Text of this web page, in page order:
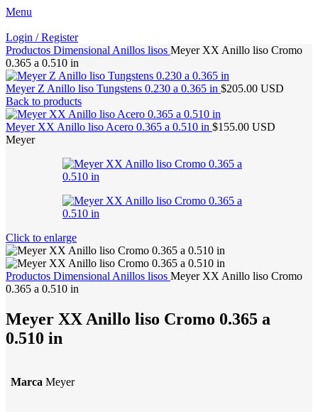
Menu
Login / Register
Productos Dimensional Anillos lisos Meyer XX Anillo liso Cromo
0.365 a 0.510 in
Meyer Z Anillo liso Tungstens 0.230 a 0.365 in $205.00 USD
Back to products
Meyer XX Anillo liso Acero 0.365 a 0.510 in $155.00 USD
Meyer
Click to enlarge
Productos Dimensional Anillos lisos Meyer XX Anillo liso Cromo
0.365 a 0.510 in
Meyer XX Anillo liso Cromo 0.365 a
0.510 in
Marca Meyer